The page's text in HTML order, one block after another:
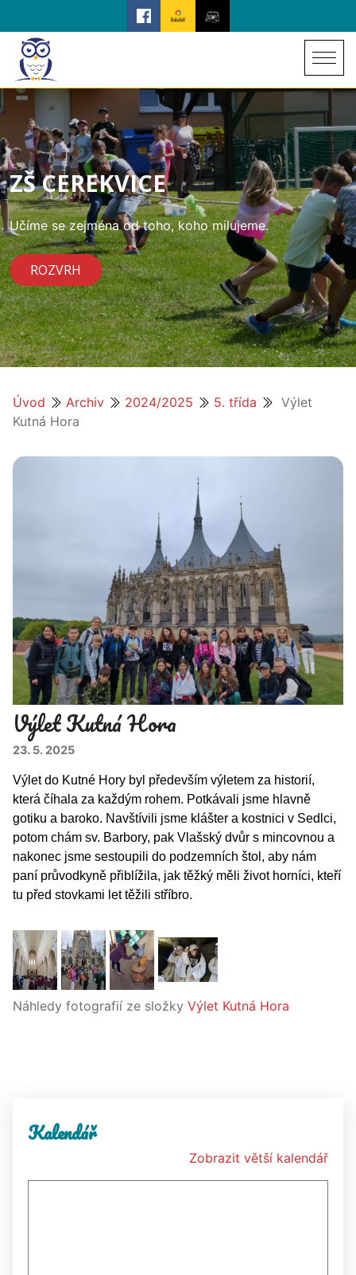
ZŠ CEREKVICE
Učíme se zejména od toho, koho milujeme.
ROZVRH
Úvod Archiv 2024/2025 5. třída
Výlet
Kutná Hora
Výlet Kutná Hora
23. 5. 2025
Výlet do Kutné Hory byl především výletem za historií,
která číhala za každým rohem. Potkávali jsme hlavně
gotiku a baroko. Navštívili jsme klášter a kostnici v Sedlci,
potom chám sv. Barbory, pak Vlašský dvůr s mincovnou a
nakonec jsme sestoupili do podzemních štol, aby nám
paní průvodkyně přiblížila, jak těžký měli život horníci, kteří
tu před stovkami let těžili stříbro.
Náhledy fotografií ze složky Výlet Kutná Hora
Kalendář
Zobrazit větší kalendář